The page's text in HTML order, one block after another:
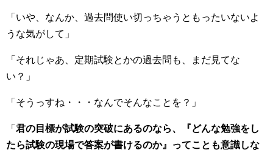
「いや、なんか、過去問使い切っちゃうともったいないよ
うな気がして」
「それじゃあ、定期試験とかの過去問も、まだ見てな
い？」
「そうっすね・・・なんでそんなことを？」
「 君の目標が試験の突破にあるのなら、『どんな勉強をし
たら試験の現場で答案が書けるのか』ってことも意識しな